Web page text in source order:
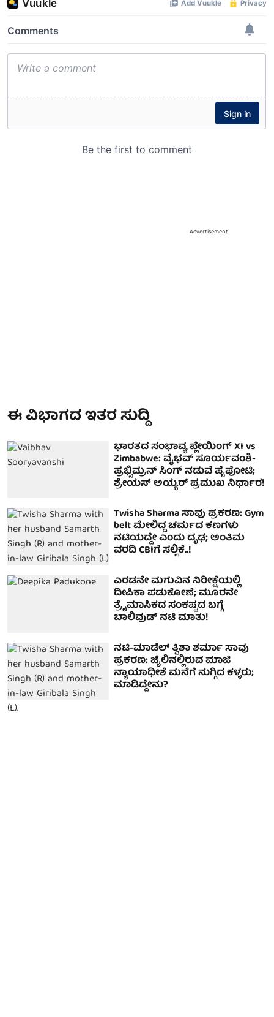
Advertisement
ಈ ವಿಭಾಗದ ಇತರ ಸುದ್ದಿ
ಭಾರತದ ಸಂಭಾವ್ಯ ಪ್ಲೇಯಿಂಗ್ XI vs
Zimbabwe: ವೈಭವ್ ಸೂರ್ಯವಂಶಿ-
ಪ್ರಭ್ಸಿಮ್ರನ್ ಸಿಂಗ್ ನಡುವೆ ಪೈಪೋಟಿ;
ಶ್ರೇಯಸ್ ಅಯ್ಯರ್ ಪ್ರಮುಖ ನಿರ್ಧಾರ!
Twisha Sharma ಸಾವು ಪ್ರಕರಣ: Gym
belt ಮೇಲಿದ್ದ ಚರ್ಮದ ಕಣಗಳು
ನಟಿಯದ್ದೇ ಎಂದು ದೃಢ; ಅಂತಿಮ
ವರದಿ CBIಗೆ ಸಲ್ಲಿಕೆ..!
ಎರಡನೇ ಮಗುವಿನ ನಿರೀಕ್ಷೆಯಲ್ಲಿ
ದೀಪಿಕಾ ಪಡುಕೋಣೆ; ಮೂರನೇ
ತ್ರೈಮಾಸಿಕದ ಸಂಕಷ್ಟದ ಬಗ್ಗೆ
ಬಾಲಿವುಡ್ ನಟಿ ಮಾತು!
ನಟಿ-ಮಾಡೆಲ್ ತ್ವಿಶಾ ಶರ್ಮಾ ಸಾವು
ಪ್ರಕರಣ: ಜೈಲಿನಲ್ಲಿರುವ ಮಾಜಿ
ನ್ಯಾಯಾಧೀಶೆ ಮನೆಗೆ ನುಗ್ಗಿದ ಕಳ್ಳರು;
ಮಾಡಿದ್ದೇನು?